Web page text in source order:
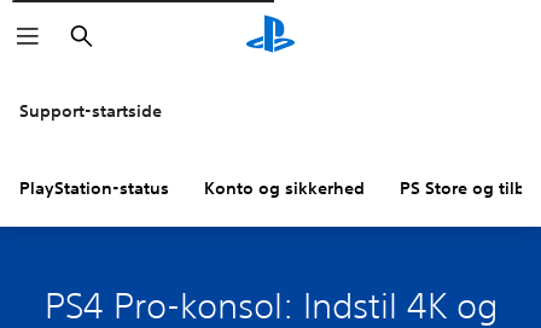
Søg
Support-startside
PlayStation-status Konto og sikkerhed PS Store og
PS4 Pro-konsol: Indstil 4K og